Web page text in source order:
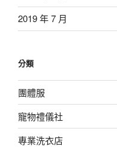
2019 年 7 月
分類
團體服
寵物禮儀社
專業洗衣店